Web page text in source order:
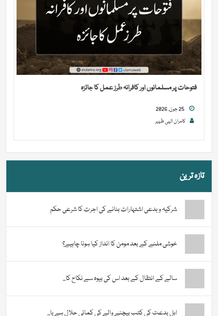
فتوحات پر مسلمانوں اور کافرانہ طرز عمل کا جائزہ
کامران الہی ظہیر
تازہ ترین
شرکیہ و بدعی اشتہارات بنانے کی اجرت کا شرعی حکم
خوشی ملنے کے بعد مومن کا انداز کیا ہونا چاہیے؟
سالے کے انتقال کے بعد اس کی بیوہ سے نکاح کا...
اہل بدعت کی کتب بیچنے والے کی کمائی حلال ہے یا...